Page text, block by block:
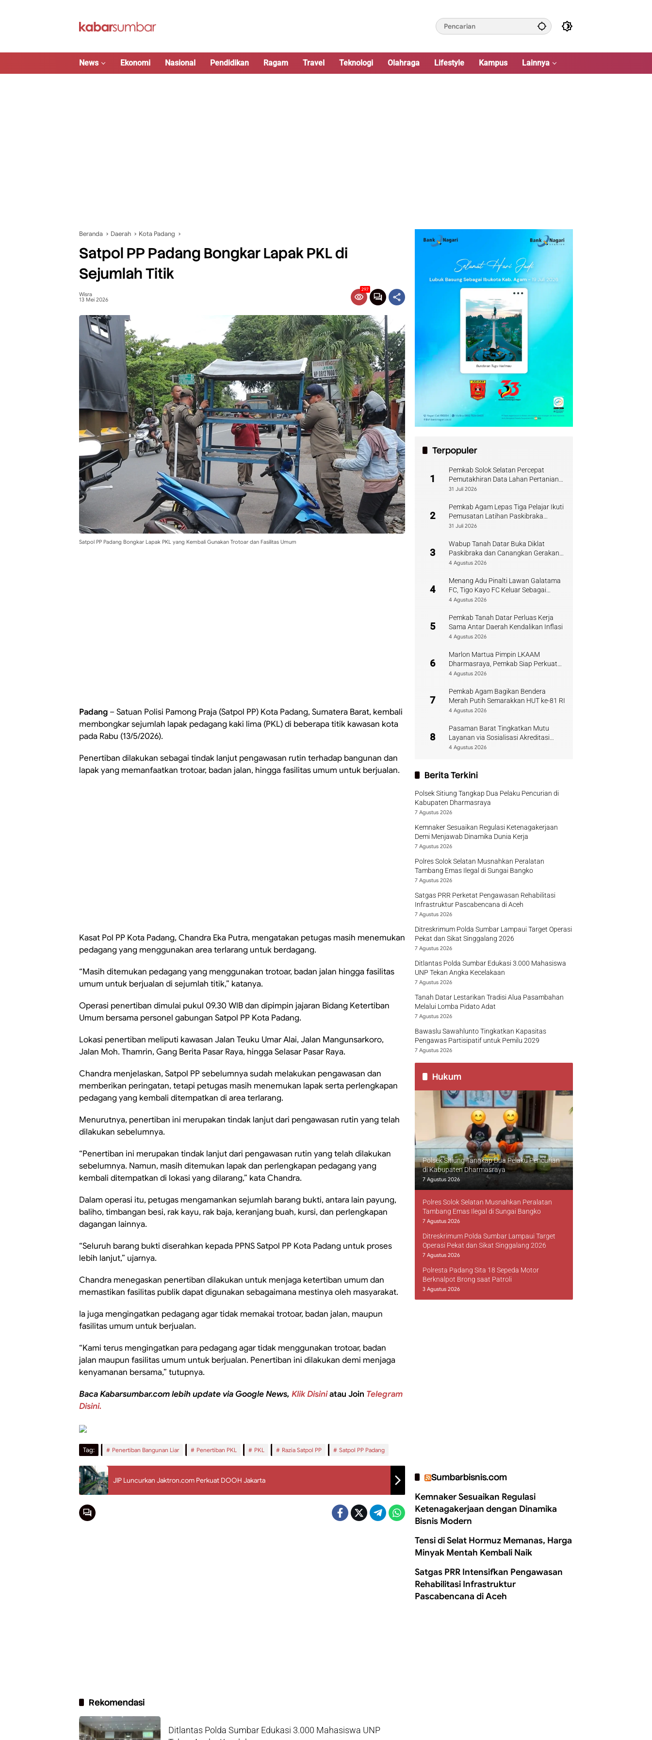
News Ekonomi Nasional Pendidikan Ragam Travel Teknologi Olahraga Lifestyle Kampus Lainnya
Beranda Daerah Kota Padang
Satpol PP Padang Bongkar Lapak PKL di
Sejumlah Titik
Wisra
13 Mei 2026
297
Satpol PP Padang Bongkar Lapak PKL yang Kembali Gunakan Trotoar dan Fasilitas Umum
Padang – Satuan Polisi Pamong Praja (Satpol PP) Kota Padang, Sumatera Barat, kembali
membongkar sejumlah lapak pedagang kaki lima (PKL) di beberapa titik kawasan kota
pada Rabu (13/5/2026).
Penertiban dilakukan sebagai tindak lanjut pengawasan rutin terhadap bangunan dan
lapak yang memanfaatkan trotoar, badan jalan, hingga fasilitas umum untuk berjualan.
Kasat Pol PP Kota Padang, Chandra Eka Putra, mengatakan petugas masih menemukan
pedagang yang menggunakan area terlarang untuk berdagang.
“Masih ditemukan pedagang yang menggunakan trotoar, badan jalan hingga fasilitas
umum untuk berjualan di sejumlah titik,” katanya.
Operasi penertiban dimulai pukul 09.30 WIB dan dipimpin jajaran Bidang Ketertiban
Umum bersama personel gabungan Satpol PP Kota Padang.
Lokasi penertiban meliputi kawasan Jalan Teuku Umar Alai, Jalan Mangunsarkoro,
Jalan Moh. Thamrin, Gang Berita Pasar Raya, hingga Selasar Pasar Raya.
Chandra menjelaskan, Satpol PP sebelumnya sudah melakukan pengawasan dan
memberikan peringatan, tetapi petugas masih menemukan lapak serta perlengkapan
pedagang yang kembali ditempatkan di area terlarang.
Menurutnya, penertiban ini merupakan tindak lanjut dari pengawasan rutin yang telah
dilakukan sebelumnya.
“Penertiban ini merupakan tindak lanjut dari pengawasan rutin yang telah dilakukan
sebelumnya. Namun, masih ditemukan lapak dan perlengkapan pedagang yang
kembali ditempatkan di lokasi yang dilarang,” kata Chandra.
Dalam operasi itu, petugas mengamankan sejumlah barang bukti, antara lain payung,
baliho, timbangan besi, rak kayu, rak baja, keranjang buah, kursi, dan perlengkapan
dagangan lainnya.
“Seluruh barang bukti diserahkan kepada PPNS Satpol PP Kota Padang untuk proses
lebih lanjut,” ujarnya.
Chandra menegaskan penertiban dilakukan untuk menjaga ketertiban umum dan
memastikan fasilitas publik dapat digunakan sebagaimana mestinya oleh masyarakat.
Ia juga mengingatkan pedagang agar tidak memakai trotoar, badan jalan, maupun
fasilitas umum untuk berjualan.
“Kami terus mengingatkan para pedagang agar tidak menggunakan trotoar, badan
jalan maupun fasilitas umum untuk berjualan. Penertiban ini dilakukan demi menjaga
kenyamanan bersama,” tutupnya.
Baca Kabarsumbar.com lebih update via Google News, Klik Disiniatau Join Telegram
Disini.
Tag: Penertiban Bangunan Liar Penertiban PKL PKL Razia Satpol PP Satpol PP Padang
JIP Luncurkan Jaktron.com Perkuat DOOH Jakarta
Rekomendasi
Ditlantas Polda Sumbar Edukasi 3.000 Mahasiswa UNP
Terpopuler
1
Pemkab Solok Selatan Percepat
Pemutakhiran Data Lahan Pertanian
Pangan Berkelanjutan
31 Juli 2026
2
Pemkab Agam Lepas Tiga Pelajar Ikuti
Pemusatan Latihan Paskibraka
Sumbar
31 Juli 2026
3
Wabup Tanah Datar Buka Diklat
Paskibraka dan Canangkan Gerakan
Bendera
4 Agustus 2026
4
Menang Adu Pinalti Lawan Galatama
FC, Tigo Kayo FC Keluar Sebagai
Juara Piala Walikota Payakumbuh
4 Agustus 2026
5
Pemkab Tanah Datar Perluas Kerja
Sama Antar Daerah Kendalikan Inflasi
4 Agustus 2026
6
Marlon Martua Pimpin LKAAM
Dharmasraya, Pemkab Siap Perkuat
Sinergi Adat
4 Agustus 2026
7
Pemkab Agam Bagikan Bendera
Merah Putih Semarakkan HUT ke-81 RI
4 Agustus 2026
8
Pasaman Barat Tingkatkan Mutu
Layanan via Sosialisasi Akreditasi
Perpustakaan 2026
4 Agustus 2026
Berita Terkini
Polsek Sitiung Tangkap Dua Pelaku Pencurian di
Kabupaten Dharmasraya
7 Agustus 2026
Kemnaker Sesuaikan Regulasi Ketenagakerjaan
Demi Menjawab Dinamika Dunia Kerja
7 Agustus 2026
Polres Solok Selatan Musnahkan Peralatan
Tambang Emas Ilegal di Sungai Bangko
7 Agustus 2026
Satgas PRR Perketat Pengawasan Rehabilitasi
Infrastruktur Pascabencana di Aceh
7 Agustus 2026
Ditreskrimum Polda Sumbar Lampaui Target Operasi
Pekat dan Sikat Singgalang 2026
7 Agustus 2026
Ditlantas Polda Sumbar Edukasi 3.000 Mahasiswa
UNP Tekan Angka Kecelakaan
7 Agustus 2026
Tanah Datar Lestarikan Tradisi Alua Pasambahan
Melalui Lomba Pidato Adat
7 Agustus 2026
Bawaslu Sawahlunto Tingkatkan Kapasitas
Pengawas Partisipatif untuk Pemilu 2029
7 Agustus 2026
Hukum
Polsek Sitiung Tangkap Dua Pelaku Pencurian
di Kabupaten Dharmasraya
7 Agustus 2026
Polres Solok Selatan Musnahkan Peralatan
Tambang Emas Ilegal di Sungai Bangko
7 Agustus 2026
Ditreskrimum Polda Sumbar Lampaui Target
Operasi Pekat dan Sikat Singgalang 2026
7 Agustus 2026
Polresta Padang Sita 18 Sepeda Motor
Berknalpot Brong saat Patroli
3 Agustus 2026
Sumbarbisnis.com
Kemnaker Sesuaikan Regulasi
Ketenagakerjaan dengan Dinamika
Bisnis Modern
Tensi di Selat Hormuz Memanas, Harga
Minyak Mentah Kembali Naik
Satgas PRR Intensifkan Pengawasan
Rehabilitasi Infrastruktur
Pascabencana di Aceh